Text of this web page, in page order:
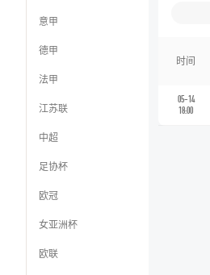
意甲
德甲
法甲
江苏联
中超
足协杯
欧冠
女亚洲杯
欧联
时间
05-14
18:00